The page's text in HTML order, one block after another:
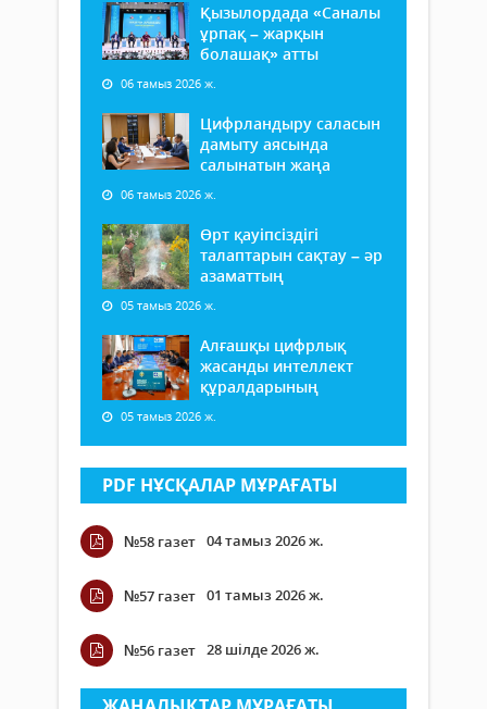
Қызылордада «Саналы
ұрпақ – жарқын
болашақ» атты
06 тамыз 2026 ж.
Цифрландыру саласын
дамыту аясында
салынатын жаңа
06 тамыз 2026 ж.
Өрт қауіпсіздігі
талаптарын сақтау – әр
азаматтың
05 тамыз 2026 ж.
Алғашқы цифрлық
жасанды интеллект
құралдарының
05 тамыз 2026 ж.
PDF НҰСҚАЛАР МҰРАҒАТЫ
№58 газет 04 тамыз 2026 ж.
№57 газет 01 тамыз 2026 ж.
№56 газет 28 шілде 2026 ж.